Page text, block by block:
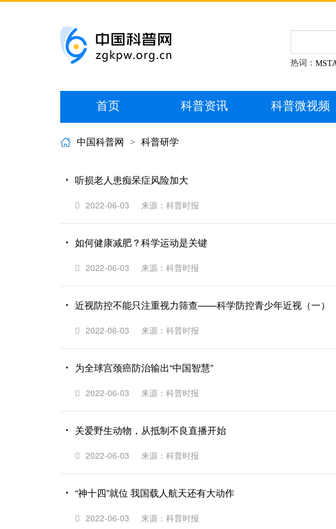
热词：
首页 科普资讯 科普微视频
中国科普网 > 科普研学
听损老人患痴呆症风险加大
2022-06-03 来源：科普时报
如何健康减肥？科学运动是关键
2022-06-03 来源：科普时报
近视防控不能只注重视力筛查——科学防控青少年近视（一）
2022-06-03 来源：科普时报
为全球宫颈癌防治输出“中国智慧”
2022-06-03 来源：科普时报
关爱野生动物，从抵制不良直播开始
2022-06-03 来源：科普时报
“神十四”就位 我国载人航天还有大动作
2022-06-03 来源：科普时报